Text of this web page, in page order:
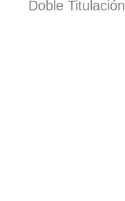
Doble Titulación